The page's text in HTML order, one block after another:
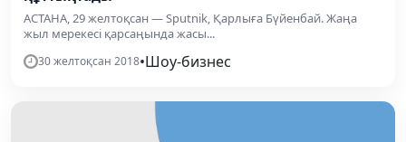
АСТАНА, 29 желтоқсан — Sputnik, Қарлыға Бүйенбай. Жаңа
жыл мерекесі қарсаңында жасы...
30 желтоқсан 2018•Шоу-бизнес